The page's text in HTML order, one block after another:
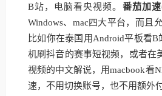
B站，电脑看央视频。 番茄加
Windows、mac四大平台，而且
比如你在泰国用Android平板看
机刷抖音的赛事短视频，或者在
视频的中文解说，用macbook看
速，不用切换账号，也不用额外付